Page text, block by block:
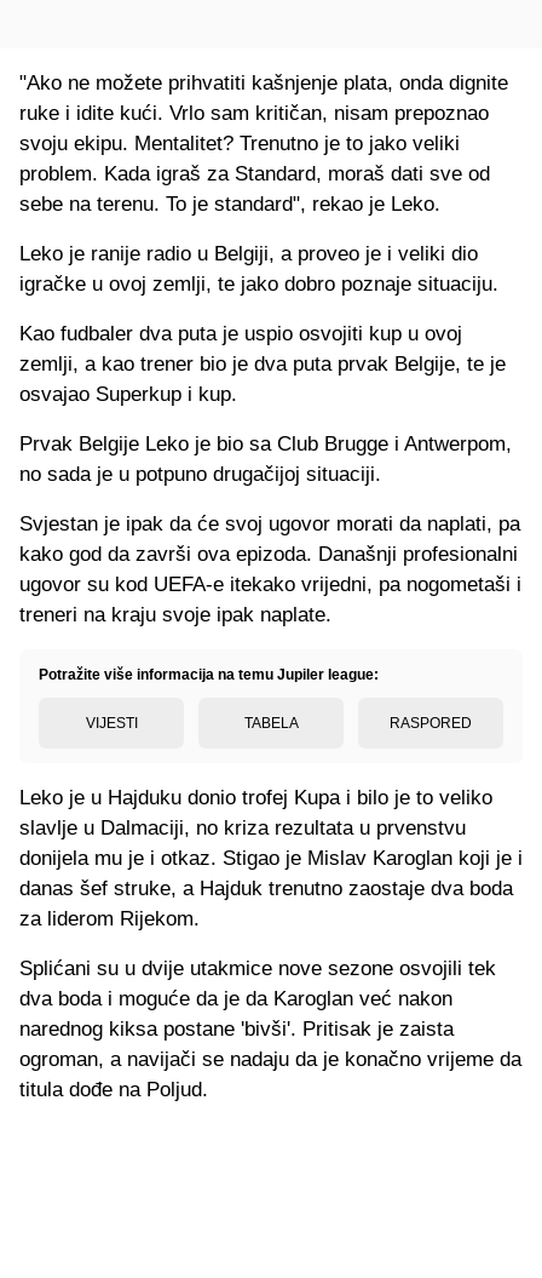
"Ako ne možete prihvatiti kašnjenje plata, onda dignite
ruke i idite kući. Vrlo sam kritičan, nisam prepoznao
svoju ekipu. Mentalitet? Trenutno je to jako veliki
problem. Kada igraš za Standard, moraš dati sve od
sebe na terenu. To je standard", rekao je Leko.
Leko je ranije radio u Belgiji, a proveo je i veliki dio
igračke u ovoj zemlji, te jako dobro poznaje situaciju.
Kao fudbaler dva puta je uspio osvojiti kup u ovoj
zemlji, a kao trener bio je dva puta prvak Belgije, te je
osvajao Superkup i kup.
Prvak Belgije Leko je bio sa Club Brugge i Antwerpom,
no sada je u potpuno drugačijoj situaciji.
Svjestan je ipak da će svoj ugovor morati da naplati, pa
kako god da završi ova epizoda. Današnji profesionalni
ugovor su kod UEFA-e itekako vrijedni, pa nogometaši i
treneri na kraju svoje ipak naplate.
Potražite više informacija na temu Jupiler league:
VIJESTI TABELA RASPORED
Leko je u Hajduku donio trofej Kupa i bilo je to veliko
slavlje u Dalmaciji, no kriza rezultata u prvenstvu
donijela mu je i otkaz. Stigao je Mislav Karoglan koji je i
danas šef struke, a Hajduk trenutno zaostaje dva boda
za liderom Rijekom.
Splićani su u dvije utakmice nove sezone osvojili tek
dva boda i moguće da je da Karoglan već nakon
narednog kiksa postane 'bivši'. Pritisak je zaista
ogroman, a navijači se nadaju da je konačno vrijeme da
titula dođe na Poljud.